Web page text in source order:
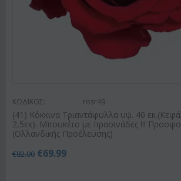
ΚΩΔΙΚΟΣ: rosr49
(41) Κόκκινα Τριαντάφυλλα υψ. 40
2,5εκ). Μπουκέτο με πρασινάδες !!!
(Ολλανδικής Προέλευσης)
€82.00 €69.99